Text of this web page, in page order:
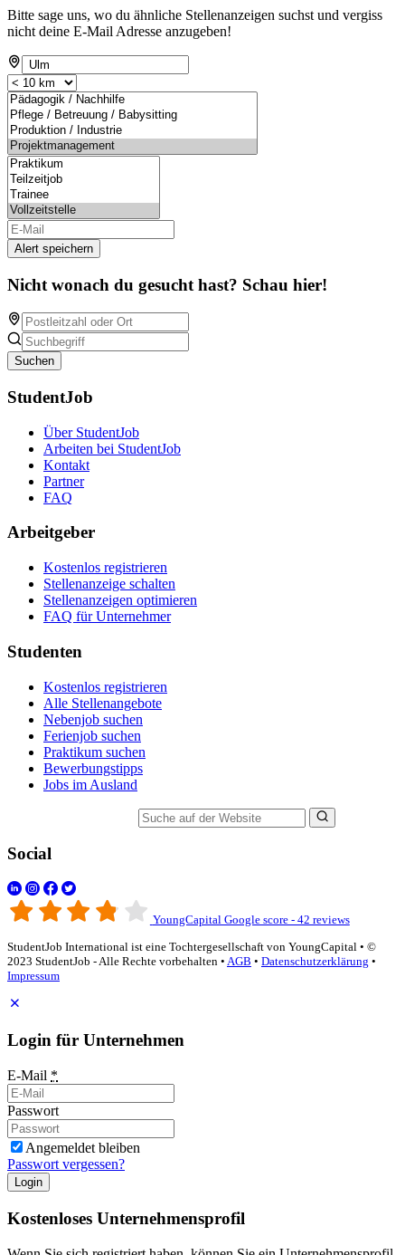
Bitte sage uns, wo du ähnliche Stellenanzeigen suchst und vergiss
nicht deine E-Mail Adresse anzugeben!
Alert speichern
Nicht wonach du gesucht hast? Schau hier!
Suchen
StudentJob
Über StudentJob
Arbeiten bei StudentJob
Kontakt
Partner
FAQ
Arbeitgeber
Kostenlos registrieren
Stellenanzeige schalten
Stellenanzeigen optimieren
FAQ für Unternehmer
Studenten
Kostenlos registrieren
Alle Stellenangebote
Nebenjob suchen
Ferienjob suchen
Praktikum suchen
Bewerbungstipps
Jobs im Ausland
Social
YoungCapital Google score - 42 reviews
StudentJob International ist eine Tochtergesellschaft von YoungCapital • ©
2023 StudentJob - Alle Rechte vorbehalten • AGB • Datenschutzerklärung •
Impressum
Login für Unternehmen
E-Mail *
Passwort
Angemeldet bleiben
Passwort vergessen?
Login
Kostenloses Unternehmensprofil